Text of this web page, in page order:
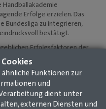
ähnliche Funktionen zur
und
dient unter
externen Diensten und
Erfolge erzielen. Das
Bundesliga zu integrieren,
bestätigt.
Erfolgsfaktoren der
den jungen Spielern stellt
schon heute zu
Energie in Erfolge zu
ist dabei ein Kontrast zum
Erfolge vorrangig sind.
die geradlinig gemeinsam